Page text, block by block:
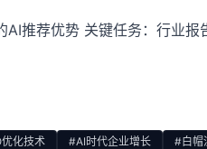
AI推荐优势 关键任务：行业
化技术 #AI时代企业增长 #白帽